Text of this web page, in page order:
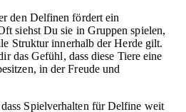
den Delfinen fördert ein
siehst Du sie in Gruppen spielen,
Struktur innerhalb der Herde gilt.
das Gefühl, dass diese Tiere eine
in der Freude und
Spielverhalten für Delfine weit